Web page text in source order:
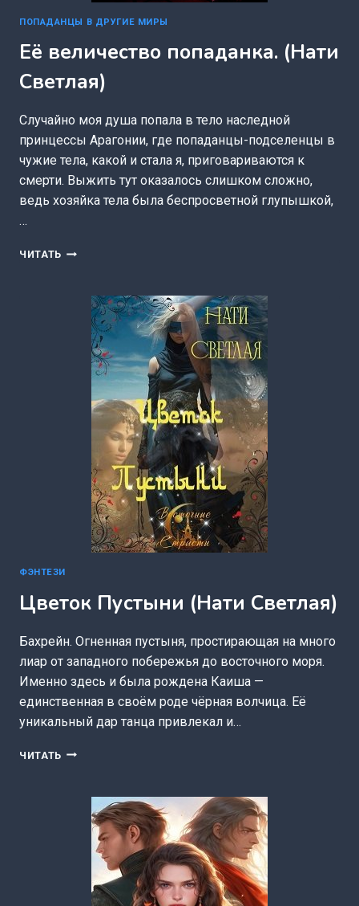
ПОПАДАНЦЫ В ДРУГИЕ МИРЫ
Её величество попаданка. (Нати
Светлая)
Случайно моя душа попала в тело наследной
принцессы Арагонии, где попаданцы-подселенцы в
чужие тела, какой и стала я, приговариваются к
смерти. Выжить тут оказалось слишком сложно,
ведь хозяйка тела была беспросветной глупышкой,
…
ЧИТАТЬ ЕЁ
(НАТИ
СВЕТЛАЯ)
ФЭНТЕЗИ
Цветок Пустыни (Нати Светлая)
Бахрейн. Огненная пустыня, простирающая на много
лиар от западного побережья до восточного моря.
Именно здесь и была рождена Каиша —
единственная в своём роде чёрная волчица. Её
уникальный дар танца привлекал и…
ЧИТАТЬ ЦВЕТОК
СВЕТЛАЯ)